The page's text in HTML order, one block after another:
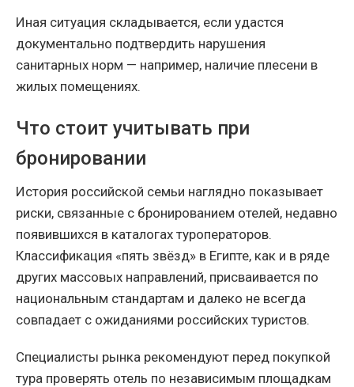
Иная ситуация складывается, если удастся
документально подтвердить нарушения
санитарных норм — например, наличие плесени в
жилых помещениях.
Что стоит учитывать при
бронировании
История российской семьи наглядно показывает
риски, связанные с бронированием отелей, недавно
появившихся в каталогах туроператоров.
Классификация «пять звёзд» в Египте, как и в ряде
других массовых направлений, присваивается по
национальным стандартам и далеко не всегда
совпадает с ожиданиями российских туристов.
Специалисты рынка рекомендуют перед покупкой
тура проверять отель по независимым площадкам